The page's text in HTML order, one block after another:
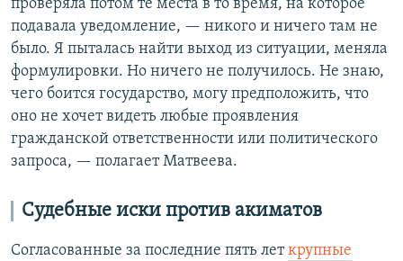
проверяла потом те места в то время, на которое
подавала уведомление, — никого и ничего там не
было. Я пыталась найти выход из ситуации, меняла
формулировки. Но ничего не получилось. Не знаю,
чего боится государство, могу предположить, что
оно не хочет видеть любые проявления
гражданской ответственности или политического
запроса, — полагает Матвеева.
Судебные иски против акиматов
Согласованные за последние пять леткрупные